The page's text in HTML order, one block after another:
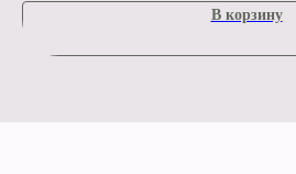
В корзину